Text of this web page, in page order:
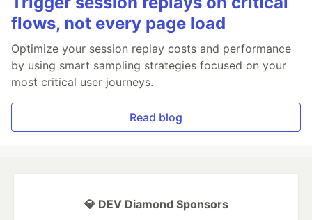
flows, not every page load
Optimize your session replay costs and performance
by using smart sampling strategies focused on your
most critical user journeys.
Read blog
💎 DEV Diamond Sponsors